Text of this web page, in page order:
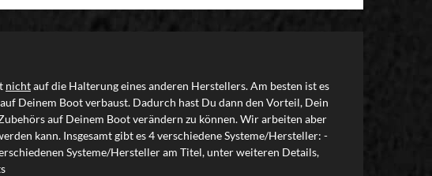
nichtauf die Halterung eines anderen Herstellers. Am besten ist es
Deinem Boot verbaust. Dadurch hast Du dann den Vorteil, Dein
auf Deinem Boot verändern zu können. Wir arbeiten aber
kann. Insgesamt gibt es 4 verschiedene Systeme/Hersteller: -
Systeme/Hersteller am Titel, unter weiteren Details,